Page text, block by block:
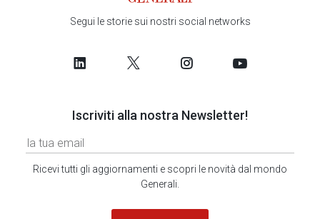
Segui le storie sui nostri social networks
Iscriviti alla nostra Newsletter!
Ricevi tutti gli aggiornamenti e scopri le novità dal mondo
Generali.